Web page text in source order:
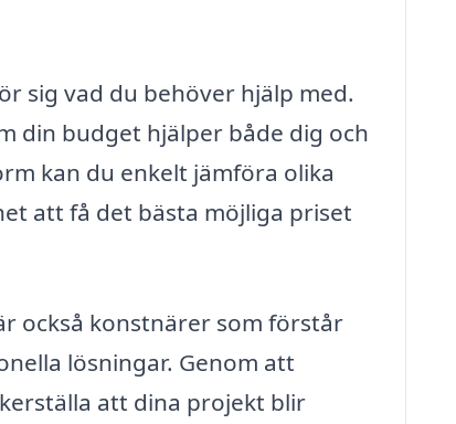
sig vad du behöver hjälp med.
din budget hjälper både dig och
kan du enkelt jämföra olika
att få det bästa möjliga priset
också konstnärer som förstår
lösningar. Genom att
att dina projekt blir